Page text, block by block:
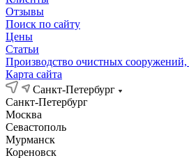
Отзывы
Поиск по сайту
Цены
Статьи
Производство очистных сооружений,
Карта сайта
Санкт-Петербург
Санкт-Петербург
Москва
Севастополь
Мурманск
Кореновск